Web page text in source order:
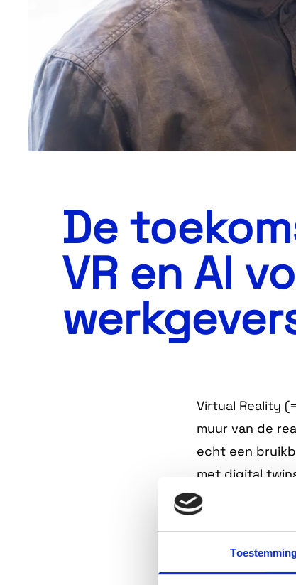
De
VR en AI
Virtual Reality
muur van de
echt een
met digital
ervaring is,